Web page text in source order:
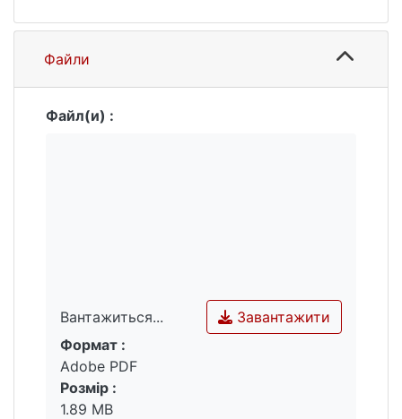
Файли
Файл(и) :
Вантажиться...
Вантажиться...
Завантажити
Формат :
Adobe PDF
Розмір :
1.89 MB